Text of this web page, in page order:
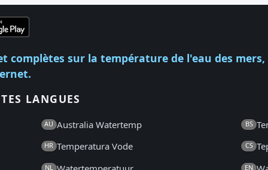
complètes sur la température de l'eau des mers,
LANGUES
AU Australia Watertemp BS
HR Temperatura Vode CS
NL EN